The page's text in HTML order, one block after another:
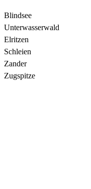
Blindsee
Unterwasserwald
Elritzen
Schleien
Zander
Zugspitze